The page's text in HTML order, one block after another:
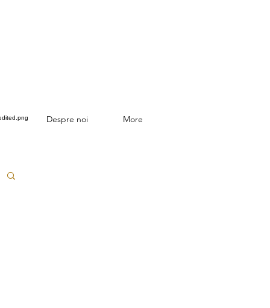
Despre noi More